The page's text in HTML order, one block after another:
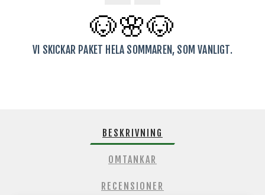
🐶🌸🐶
VI SKICKAR PAKET HELA SOMMAREN, SOM VANLIGT.
BESKRIVNING
OMTANKAR
RECENSIONER